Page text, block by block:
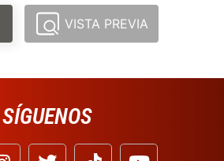
VISTA PREVIA
SÍGUENOS